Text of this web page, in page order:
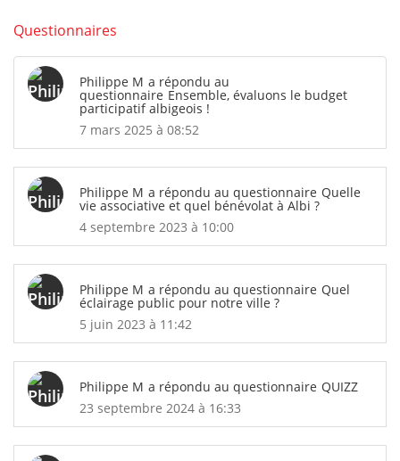
Questionnaires
Philippe M a répondu au
questionnaire Ensemble, évaluons le budget
participatif albigeois !
7 mars 2025 à 08:52
Philippe M a répondu au questionnaire Quelle
vie associative et quel bénévolat à Albi ?
4 septembre 2023 à 10:00
Philippe M a répondu au questionnaire Quel
éclairage public pour notre ville ?
5 juin 2023 à 11:42
Philippe M a répondu au questionnaire QUIZZ
23 septembre 2024 à 16:33